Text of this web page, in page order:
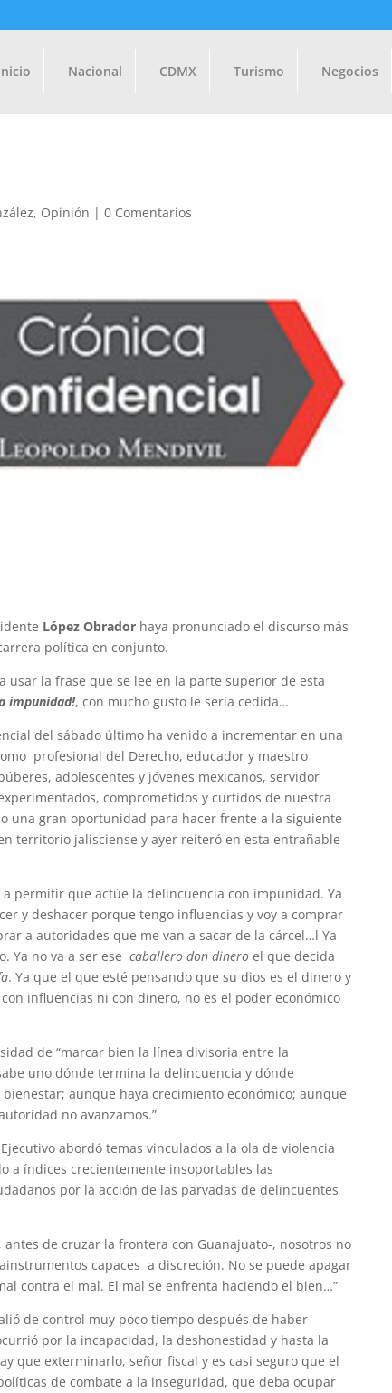
Nacional CDMX Turismo Negocios
, Opinión |0 Comentarios
López Obrador haya pronunciado el discurso más
política en conjunto.
la frase que se lee en la parte superior de esta
impunidad!, con mucho gusto le sería cedida…
del sábado último ha venido a incrementar en una
profesional del Derecho, educador y maestro
adolescentes y jóvenes mexicanos, servidor
comprometidos y curtidos de nuestra
una gran oportunidad para hacer frente a la siguiente
territorio jalisciense y ayer reiteró en esta entrañable
que actúe la delincuencia con impunidad. Ya
y deshacer porque tengo influencias y voy a comprar
a autoridades que me van a sacar de la cárcel…l Ya
Ya no va a ser ese caballero don dineroel que decida
. Ya que el que esté pensando que su dios es el dinero y
influencias ni con dinero, no es el poder económico
de “marcar bien la línea divisoria entre la
uno dónde termina la delincuencia y dónde
aunque haya crecimiento económico; aunque
no avanzamos.”
abordó temas vinculados a la ola de violencia
a índices crecientemente insoportables las
por la acción de las parvadas de delincuentes
antes de cruzar la frontera con Guanajuato-, nosotros no
capaces a discreción. No se puede apagar
contra el mal. El mal se enfrenta haciendo el bien…”
control muy poco tiempo después de haber
por la incapacidad, la deshonestidad y hasta la
que exterminarlo, señor fiscal y es casi seguro que el
de combate a la inseguridad, que deba ocupar